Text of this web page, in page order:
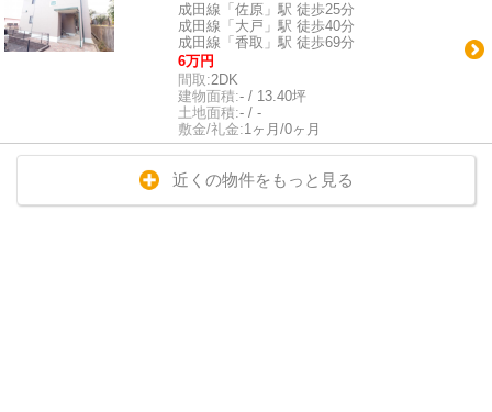
成田線「佐原」駅 徒歩25分
成田線「大戸」駅 徒歩40分
成田線「香取」駅 徒歩69分
6万円
間取:2DK
建物面積:- / 13.40坪
土地面積:- / -
敷金/礼金:1ヶ月/0ヶ月
近くの物件をもっと見る